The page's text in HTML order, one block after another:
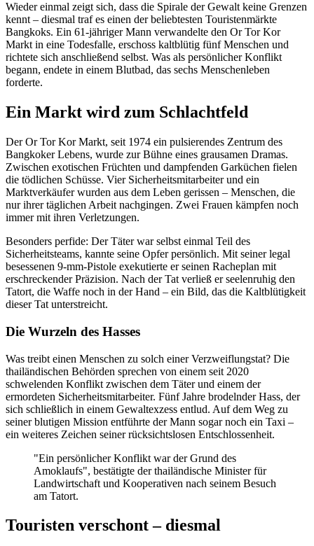
Wieder einmal zeigt sich, dass die Spirale der Gewalt keine Grenzen
kennt – diesmal traf es einen der beliebtesten Touristenmärkte
Bangkoks. Ein 61-jähriger Mann verwandelte den Or Tor Kor
Markt in eine Todesfalle, erschoss kaltblütig fünf Menschen und
richtete sich anschließend selbst. Was als persönlicher Konflikt
begann, endete in einem Blutbad, das sechs Menschenleben
forderte.
Ein Markt wird zum Schlachtfeld
Der Or Tor Kor Markt, seit 1974 ein pulsierendes Zentrum des
Bangkoker Lebens, wurde zur Bühne eines grausamen Dramas.
Zwischen exotischen Früchten und dampfenden Garküchen fielen
die tödlichen Schüsse. Vier Sicherheitsmitarbeiter und ein
Marktverkäufer wurden aus dem Leben gerissen – Menschen, die
nur ihrer täglichen Arbeit nachgingen. Zwei Frauen kämpfen noch
immer mit ihren Verletzungen.
Besonders perfide: Der Täter war selbst einmal Teil des
Sicherheitsteams, kannte seine Opfer persönlich. Mit seiner legal
besessenen 9-mm-Pistole exekutierte er seinen Racheplan mit
erschreckender Präzision. Nach der Tat verließ er seelenruhig den
Tatort, die Waffe noch in der Hand – ein Bild, das die Kaltblütigkeit
dieser Tat unterstreicht.
Die Wurzeln des Hasses
Was treibt einen Menschen zu solch einer Verzweiflungstat? Die
thailändischen Behörden sprechen von einem seit 2020
schwelenden Konflikt zwischen dem Täter und einem der
ermordeten Sicherheitsmitarbeiter. Fünf Jahre brodelnder Hass, der
sich schließlich in einem Gewaltexzess entlud. Auf dem Weg zu
seiner blutigen Mission entführte der Mann sogar noch ein Taxi –
ein weiteres Zeichen seiner rücksichtslosen Entschlossenheit.
"Ein persönlicher Konflikt war der Grund des
Amoklaufs", bestätigte der thailändische Minister für
Landwirtschaft und Kooperativen nach seinem Besuch
am Tatort.
Touristen verschont – diesmal